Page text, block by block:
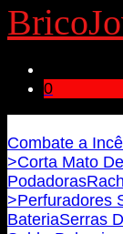
0
Combate a
>Corta Mato
Podadoras
>Perfuradores
BateriaSerras